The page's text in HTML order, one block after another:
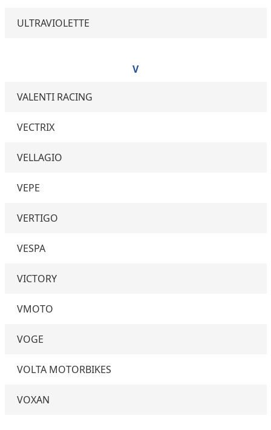
ULTRAVIOLETTE
V
VALENTI RACING
VECTRIX
VELLAGIO
VEPE
VERTIGO
VESPA
VICTORY
VMOTO
VOGE
VOLTA MOTORBIKES
VOXAN